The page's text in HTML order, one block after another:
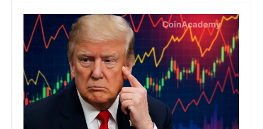
Une rumeur de pause des tarifs embrase les